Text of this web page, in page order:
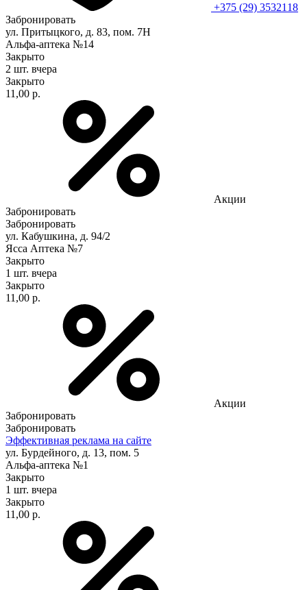
+375 (29) 3532118
Забронировать
ул. Притыцкого, д. 83, пом. 7Н
Альфа-аптека №14
Закрыто
2 шт. вчера
Закрыто
11,00 р.
Акции
Забронировать
Забронировать
ул. Кабушкина, д. 94/2
Ясса Аптека №7
Закрыто
1 шт. вчера
Закрыто
11,00 р.
Акции
Забронировать
Забронировать
Эффективная реклама на сайте
ул. Бурдейного, д. 13, пом. 5
Альфа-аптека №1
Закрыто
1 шт. вчера
Закрыто
11,00 р.